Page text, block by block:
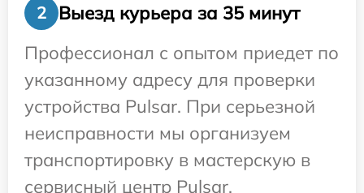
2
Выезд курьера за 35 минут
Профессионал с опытом приедет по
указанному адресу для проверки
устройства Pulsar. При серьезной
неисправности мы организуем
транспортировку в мастерскую в
сервисный центр Pulsar.